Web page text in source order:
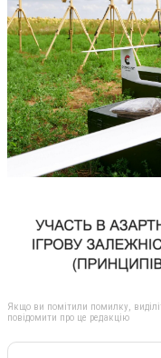
Якщо ви помітили помилку,
повідомити про це редакцію